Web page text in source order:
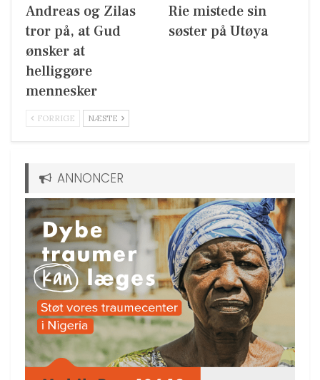
Andreas og Zilas
tror på, at Gud
ønsker at
helliggøre
mennesker
Rie mistede sin
søster på Utøya
FORRIGE NÆSTE
ANNONCER